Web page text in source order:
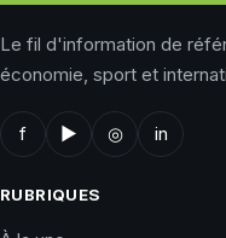
Le fil d'information de
économie, sport et
f ▶ ◎ in
RUBRIQUES